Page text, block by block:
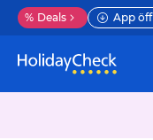
% Deals App